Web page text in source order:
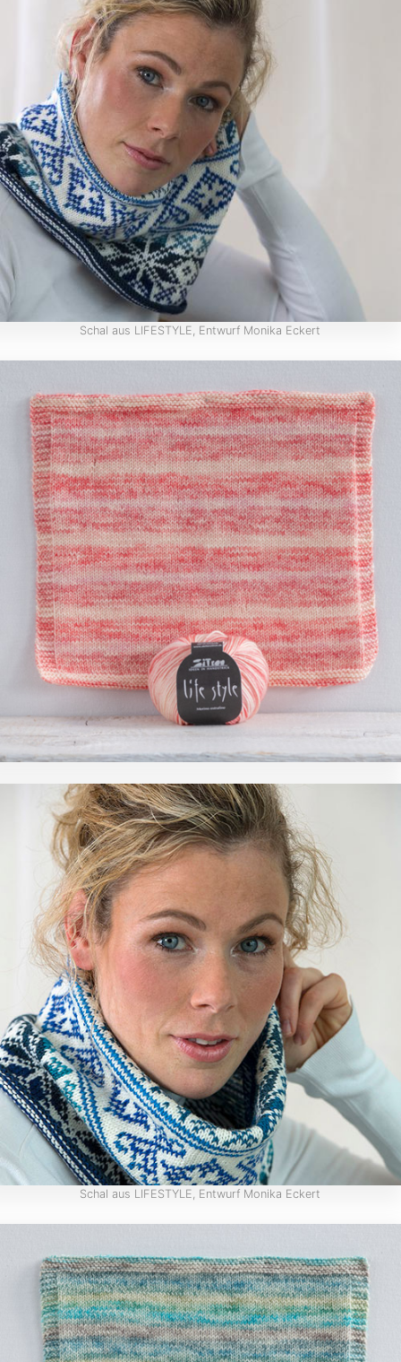
Schal aus LIFESTYLE, Entwurf Monika Eckert
Schal aus LIFESTYLE, Entwurf Monika Eckert